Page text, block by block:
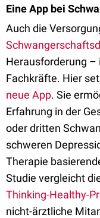
Eine App bei
Auch die
Herausforderung –
Fachkräfte. Hier
neue App. Sie
Erfahrung in der
oder dritten
schweren
Therapie
Studie vergleicht
Thinking-Healthy-
nicht-ärztliche